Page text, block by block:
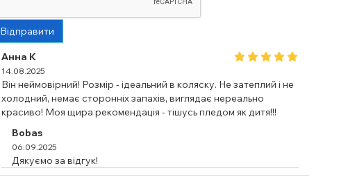
Відправити
Анна К
14.08.2025
Він неймовірний! Розмір - ідеальний в коляску. Не затеплий і не
холодний, немає сторонніх запахів, виглядає нереально
красиво! Моя щира рекомендація - тішусь пледом як дитя!!!
Bobas
06.09.2025
Дякуємо за відгук!